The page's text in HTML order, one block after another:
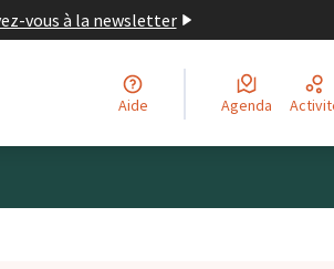
vous à la newsletter
Aide Agenda